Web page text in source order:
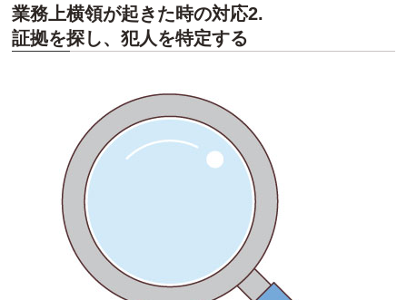
業務上横領が起きた時の対応2.
証拠を探し、犯人を特定する